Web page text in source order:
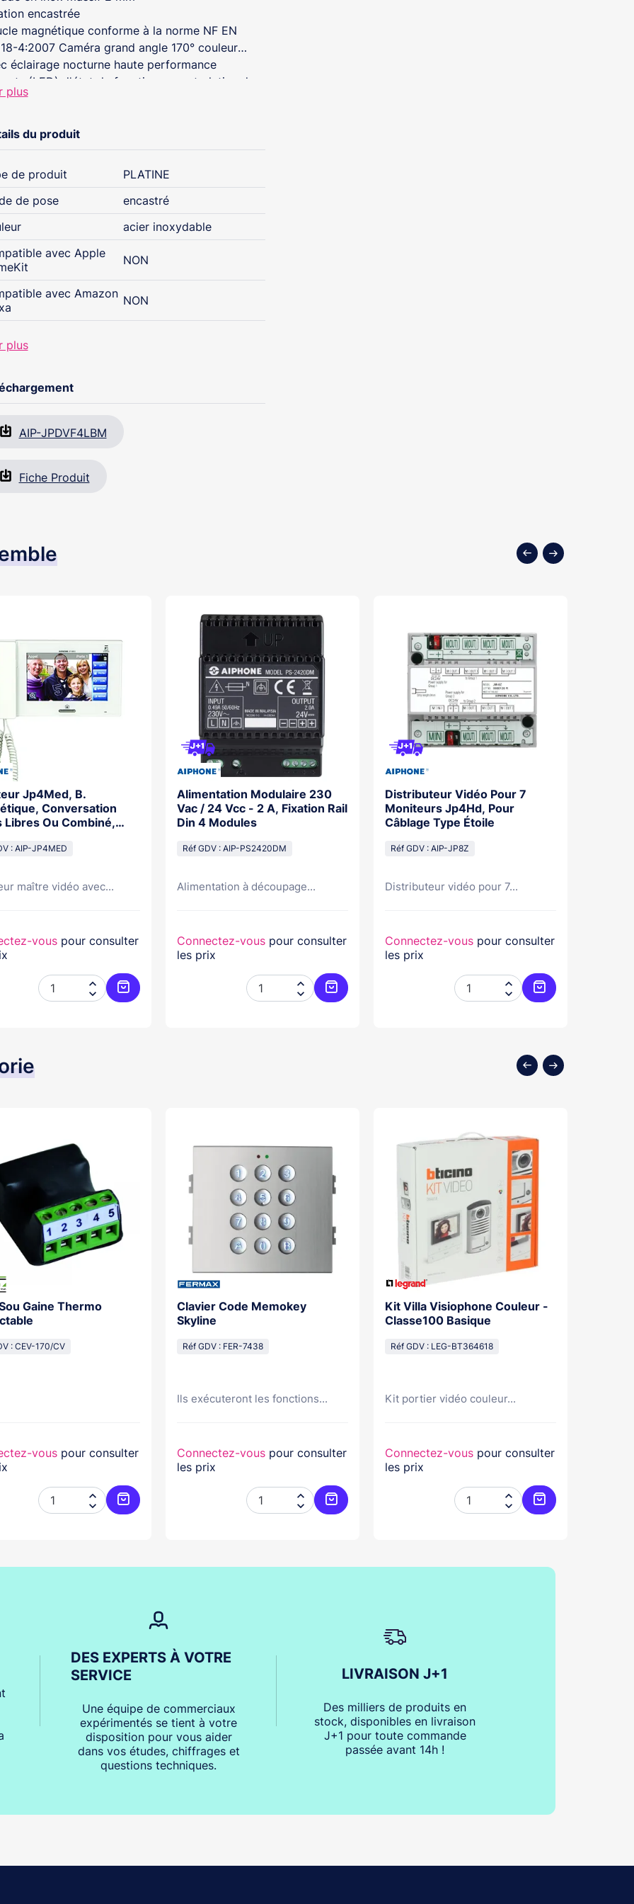
encastrée
magnétique conforme à la norme NF EN
4:2007 Caméra grand angle 170° couleur
éclairage nocturne haute performance
(LED) d'état de fonctionnement platine de
appel en cours (jaune), en communication
pour chaque étape de
(appel en cours en communication,
ouverte)
vocale avec coupure (appel en cours en
porte ouverte)
voyant rouge
du porte étiquette par LED
avec les moniteurs couleurs mains libres
d'appel une direction
plus
du produit
de produit
PLATINE
de pose
encastré
acier inoxydable
avec Apple
NON
avec Amazon NON
plus
AIP-JPDVF4LBM
Fiche Produit
Jp4Med, B.
Conversation
Libres Ou Combiné,
: AIP-JP4MED
maître vidéo avec...
vous pour consulter


Ajouter au panier
Alimentation Modulaire 230
Vac / 24 Vcc - 2 A, Fixation Rail
Din 4 Modules
Réf GDV : AIP-PS2420DM
Alimentation à découpage...
Connectez-vous pour consulter
les prix


Ajouter au panier
Distributeur Vidéo Pour 7
Moniteurs Jp4Hd, Pour
Câblage Type Étoile
Réf GDV : AIP-JP8Z
Distributeur vidéo pour 7...
Connectez-vous pour consulter
les prix


Ajouter au panier
Gaine Thermo
: CEV-170/CV
vous pour consulter


Ajouter au panier
Clavier Code Memokey
Skyline
Réf GDV : FER-7438
Ils exécuteront les fonctions...
Connectez-vous pour consulter
les prix


Ajouter au panier
Kit Villa Visiophone Couleur -
Classe100 Basique
Réf GDV : LEG-BT364618
Kit portier vidéo couleur...
Connectez-vous pour consulter
les prix


Ajouter au panier
DES EXPERTS À VOTRE
SERVICE
Une équipe de commerciaux
expérimentés se tient à votre
disposition pour vous aider
dans vos études, chiffrages et
questions techniques.
LIVRAISON J+1
Des milliers de produits en
stock, disponibles en livraison
J+1 pour toute commande
passée avant 14h !